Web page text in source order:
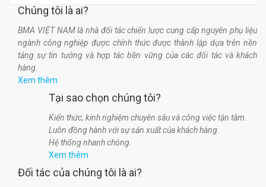
Chúng tôi là ai?
BMA VIỆT NAM là nhà đối tác chiến lược cung cấp nguyên phụ liệu
ngành công nghiệp được chính thức được thành lập dựa trên nền
tảng sự tin tưởng và hợp tác bền vững của các đối tác và khách
hàng.
Xem thêm
Tại sao chọn chúng tôi?
Kiến thức, kinh nghiệm chuyên sâu và công việc tận tâm.
Luôn đồng hành với sự sản xuất của khách hàng.
Hệ thống nhanh chóng.
Xem thêm
Đối tác của chúng tôi là ai?